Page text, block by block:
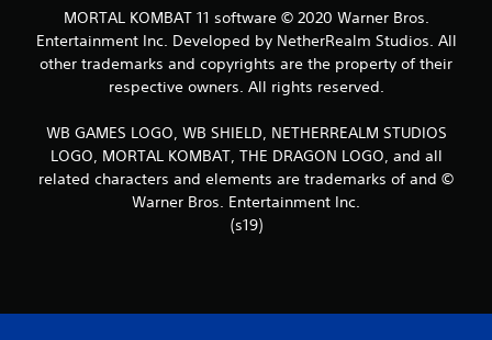
MORTAL KOMBAT 11 software © 2020 Warner Bros.
Entertainment Inc. Developed by NetherRealm Studios. All
other trademarks and copyrights are the property of their
respective owners. All rights reserved.
WB GAMES LOGO, WB SHIELD, NETHERREALM STUDIOS
LOGO, MORTAL KOMBAT, THE DRAGON LOGO, and all
related characters and elements are trademarks of and ©
Warner Bros. Entertainment Inc.
(s19)